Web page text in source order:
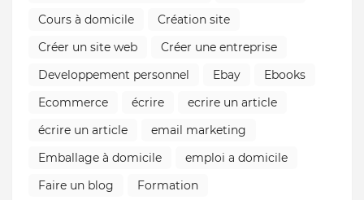
Cours à domicile
Création site
Créer un site web
Créer une entreprise
Developpement personnel
Ebay
Ebooks
Ecommerce
écrire
ecrire un article
écrire un article
email marketing
Emballage à domicile
emploi a domicile
Faire un blog
Formation